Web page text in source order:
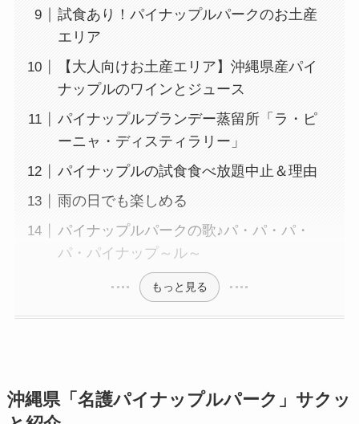
試食あり！パイナップルパークのお土産
エリア
【大人向けお土産エリア】沖縄県産パイ
ナップルのワインとジュース
パイナップルブランデー蒸留所「ラ・ピ
ーニャ・ディスティラリー」
パイナップルの試食食べ放題中止＆理由
雨の日でも楽しめる
パイナップルパークの歌♪パ・パ・パ・
パ・パイナップ～ル～
もっと見る
沖縄県「名護パイナップルパーク」サクッ